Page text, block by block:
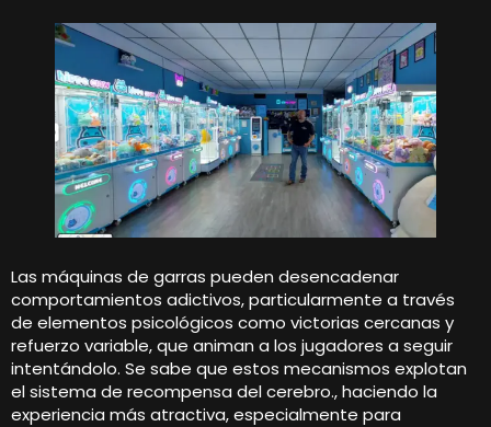
Las máquinas de garras pueden desencadenar
comportamientos adictivos, particularmente a través
de elementos psicológicos como victorias cercanas y
refuerzo variable, que animan a los jugadores a seguir
intentándolo. Se sabe que estos mecanismos explotan
el sistema de recompensa del cerebro., haciendo la
experiencia más atractiva, especialmente para